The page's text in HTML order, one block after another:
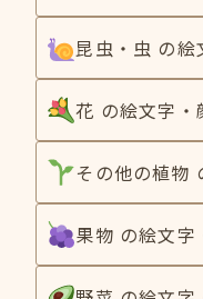
昆虫・虫 の
花 の絵文字・
その他の植物
果物 の絵文字